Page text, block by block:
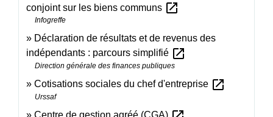
conjoint sur les biens communs open_in_new
Infogreffe
Déclaration de résultats et de revenus des
indépendants : parcours simplifié open_in_new
Direction générale des finances publiques
Cotisations sociales du chef d'entreprise open_in_new
Urssaf
Centre de gestion agréé (CGA)